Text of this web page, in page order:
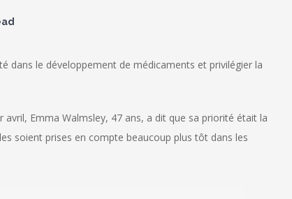
dans le développement de médicaments et privilégier la
Emma Walmsley, 47 ans, a dit que sa priorité était la
soient prises en compte beaucoup plus tôt dans les